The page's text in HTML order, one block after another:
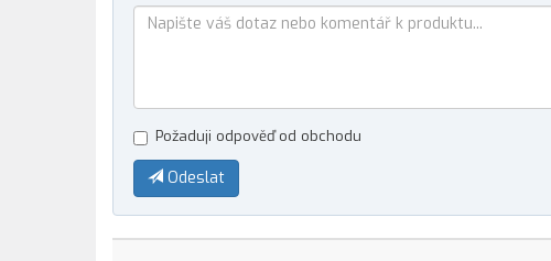
Požaduji odpověď od obchodu
Odeslat